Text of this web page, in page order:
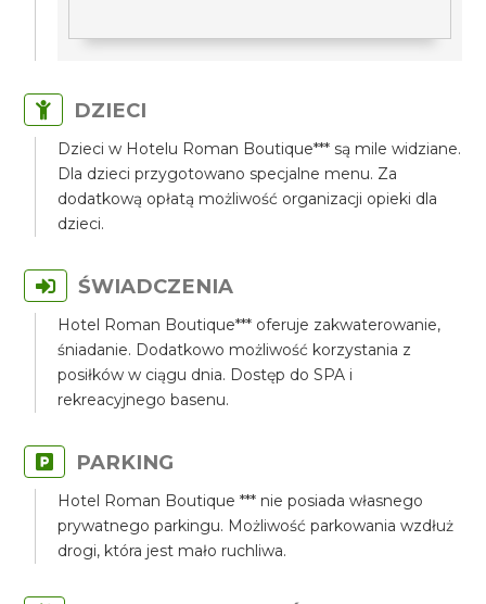
DZIECI
Dzieci w Hotelu Roman Boutique*** są mile widziane.
Dla dzieci przygotowano specjalne menu. Za
dodatkową opłatą możliwość organizacji opieki dla
dzieci.
ŚWIADCZENIA
Hotel Roman Boutique*** oferuje zakwaterowanie,
śniadanie. Dodatkowo możliwość korzystania z
posiłków w ciągu dnia. Dostęp do SPA i
rekreacyjnego basenu.
PARKING
Hotel Roman Boutique *** nie posiada własnego
prywatnego parkingu. Możliwość parkowania wzdłuż
drogi, która jest mało ruchliwa.